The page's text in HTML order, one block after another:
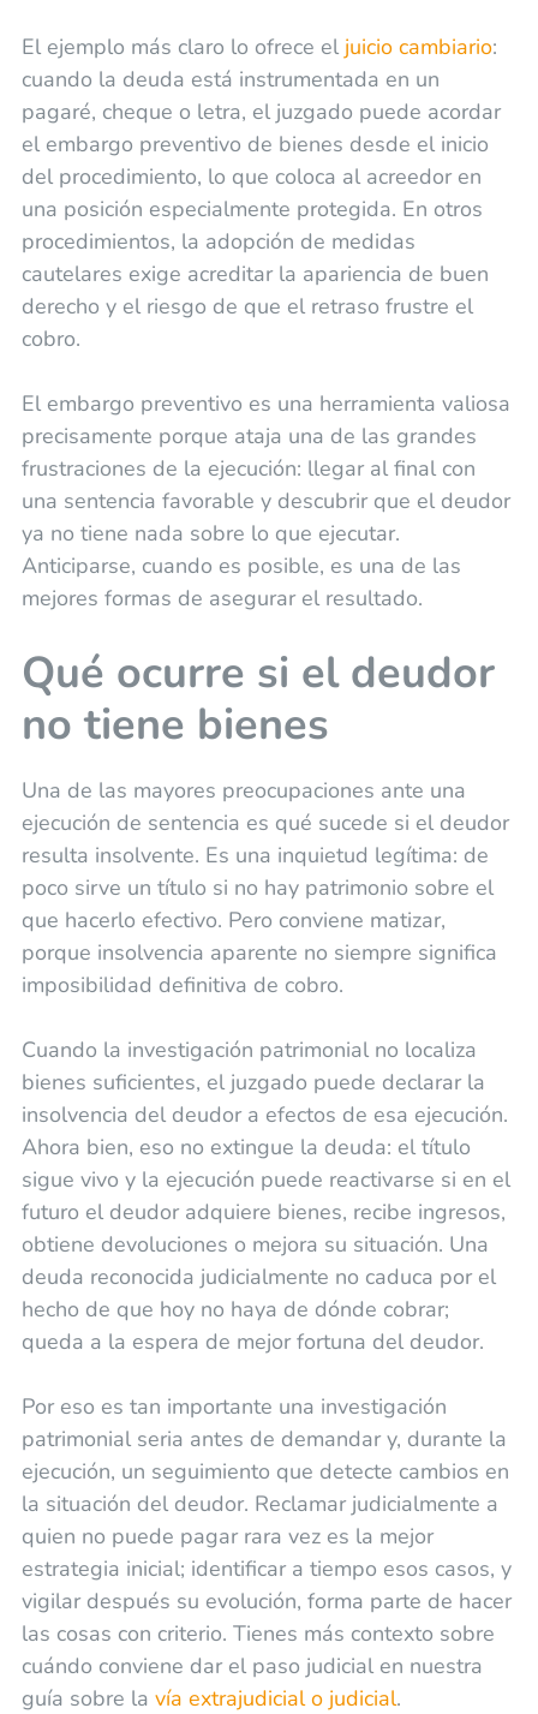
El ejemplo más claro lo ofrece el juicio cambiario:
cuando la deuda está instrumentada en un
pagaré, cheque o letra, el juzgado puede acordar
el embargo preventivo de bienes desde el inicio
del procedimiento, lo que coloca al acreedor en
una posición especialmente protegida. En otros
procedimientos, la adopción de medidas
cautelares exige acreditar la apariencia de buen
derecho y el riesgo de que el retraso frustre el
cobro.
El embargo preventivo es una herramienta valiosa
precisamente porque ataja una de las grandes
frustraciones de la ejecución: llegar al final con
una sentencia favorable y descubrir que el deudor
ya no tiene nada sobre lo que ejecutar.
Anticiparse, cuando es posible, es una de las
mejores formas de asegurar el resultado.
Qué ocurre si el deudor
no tiene bienes
Una de las mayores preocupaciones ante una
ejecución de sentencia es qué sucede si el deudor
resulta insolvente. Es una inquietud legítima: de
poco sirve un título si no hay patrimonio sobre el
que hacerlo efectivo. Pero conviene matizar,
porque insolvencia aparente no siempre significa
imposibilidad definitiva de cobro.
Cuando la investigación patrimonial no localiza
bienes suficientes, el juzgado puede declarar la
insolvencia del deudor a efectos de esa ejecución.
Ahora bien, eso no extingue la deuda: el título
sigue vivo y la ejecución puede reactivarse si en el
futuro el deudor adquiere bienes, recibe ingresos,
obtiene devoluciones o mejora su situación. Una
deuda reconocida judicialmente no caduca por el
hecho de que hoy no haya de dónde cobrar;
queda a la espera de mejor fortuna del deudor.
Por eso es tan importante una investigación
patrimonial seria antes de demandar y, durante la
ejecución, un seguimiento que detecte cambios en
la situación del deudor. Reclamar judicialmente a
quien no puede pagar rara vez es la mejor
estrategia inicial; identificar a tiempo esos casos, y
vigilar después su evolución, forma parte de hacer
las cosas con criterio. Tienes más contexto sobre
cuándo conviene dar el paso judicial en nuestra
guía sobre la vía extrajudicial o judicial.